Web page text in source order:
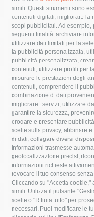
simili. Questi strumenti sono
contenuti digitali, migliorare la
scopi pubblicitari. Ad esempio,
seguenti finalità: archiviare
utilizzare dati limitati per la
la pubblicità personalizzata,
pubblicità personalizzata,
contenuti, utilizzare profili per
misurare le prestazioni degli
contenuti, comprendere il
combinazione di dati
migliorare i servizi, utilizzare
garantire la sicurezza,
erogare e presentare
scelte sulla privacy, abbinare
di dati, collegare diversi
informazioni trasmesse
geolocalizzazione precisi,
informazioni richieste
revocare il tuo consenso
Cliccando su "Accetta cookie,"
simili. Utilizza il pulsante
scelte o "Rifiuta tutto" per
necessari. Puoi modificare le
acqua allerta meteo
area marina protetta di
Asl Napoli 3 sud
castellammare di stabia
comune di sorrento
costiera amalfitana
fondazione sorrento
lavori
lorenzo balducelli
massimo coppola
Meta
penisola sorrentina
protezione civile
sindaco cuomo
sorrento
turismo
Vico Equense